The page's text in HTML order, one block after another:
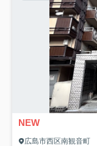
NEW
広島市西区南観音町